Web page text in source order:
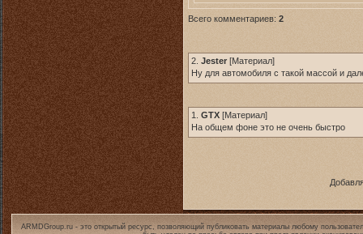
Всего комментариев: 2
2. Jester [Материал]
Ну для автомобиля с такой массой и
1. GTX [Материал]
На общем фоне это не очень быстро
ARMDGroup.ru - это открытый ресурс, позволяющий публиковать материалы любому